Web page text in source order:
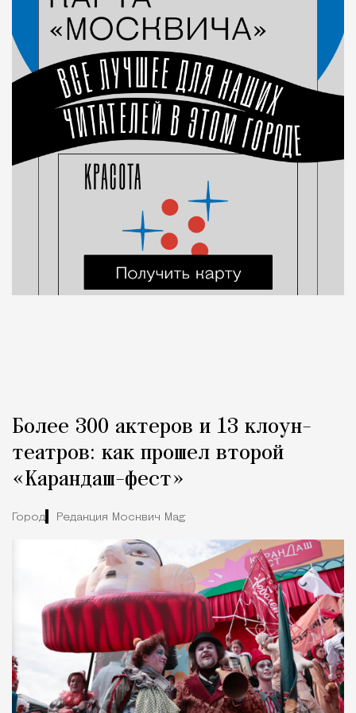
Более 300 актеров и 13 клоун-
театров: как прошел второй
«Карандаш-фест»
Город Редакция Москвич Mag